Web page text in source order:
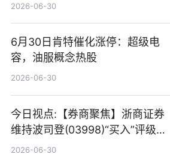
2026-06-30
6月30日肯特催化涨停：超级电
容，油服概念热股
2026-06-30
今日视点:【券商聚焦】浙商证券
维持波司登(03998)“买入”评级
指其业绩高质量稳增长
2026-06-30